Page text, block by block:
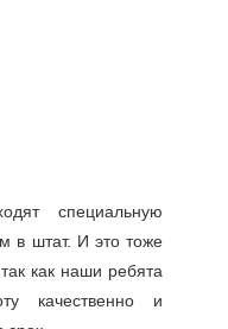
специальную
в штат. И это тоже
как наши ребята
качественно и